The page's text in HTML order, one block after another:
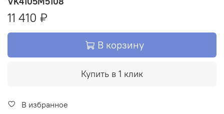
11 410 ₽
В корзину
Купить в 1 клик
В избранное